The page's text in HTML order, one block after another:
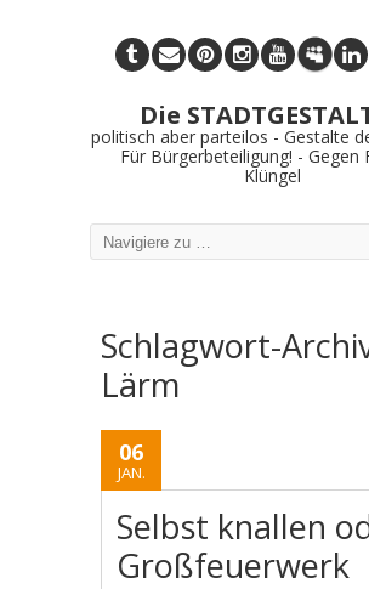
Die
politisch aber parteilos - Gestalte
Für Bürgerbeteiligung! - Gegen
Klüngel
Schlagwort-
Lärm
06
JAN.
Selbst knallen
Großfeuerwerk